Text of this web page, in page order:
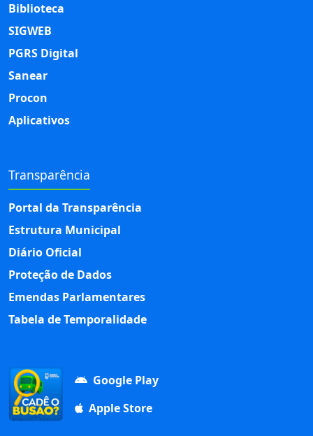
Biblioteca
SIGWEB
PGRS Digital
Sanear
Procon
Aplicativos
Transparência
Portal da Transparência
Estrutura Municipal
Diário Oficial
Proteção de Dados
Emendas Parlamentares
Tabela de Temporalidade
Google Play
Apple Store